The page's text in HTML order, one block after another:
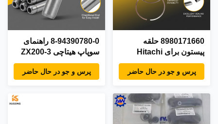
8980171660 حلقه
پیستون برای Hitachi
ZX200-3 ZX330-3 حفاری
Isuzu 4HK1 6HK1
98017-166-0 898017-
1660
پرس و جو در حال حاضر
8-94390780-0 راهنمای
سوپاپ هیتاچی ZX200-3
ZX330-3 بیل مکانیکی
ایسوزو 4HK1 6HK1
پرس و جو در حال حاضر